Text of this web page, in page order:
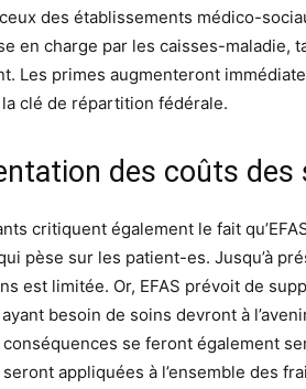
des établissements médico-
en charge par les caisses-maladie,
Les primes augmenteront
la clé de répartition fédérale.
des coûts des
critiquent également le fait
pèse sur les patient-es. Jusqu’à
est limitée. Or, EFAS prévoit de
besoin de soins devront à
conséquences se feront également
appliquées à l’ensemble des